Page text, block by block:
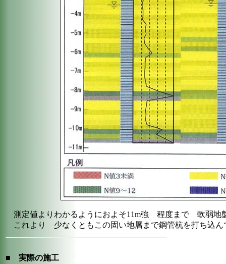
測定値よりわかるようにおよそ11m強 程度まで 軟弱地
これより 少なくともこの固い地層まで鋼管杭を打ち込ん
■ 実際の施工